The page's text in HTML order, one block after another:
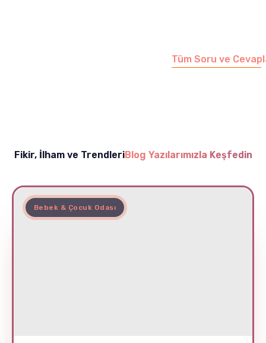
Tüm Soru ve
Fikir, İlham ve TrendleriBlog Yazılarımızla Keşfedin
Bebek & Çocuk Odası